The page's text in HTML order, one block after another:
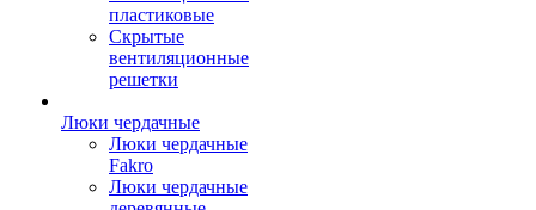
пластиковые
Скрытые
вентиляционные
решетки
Люки чердачные
Люки чердачные
Fakro
Люки чердачные